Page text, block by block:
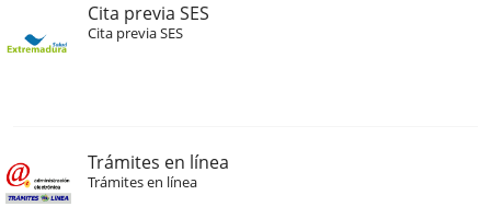
Cita previa SES
Cita previa SES
Trámites en línea
Trámites en línea